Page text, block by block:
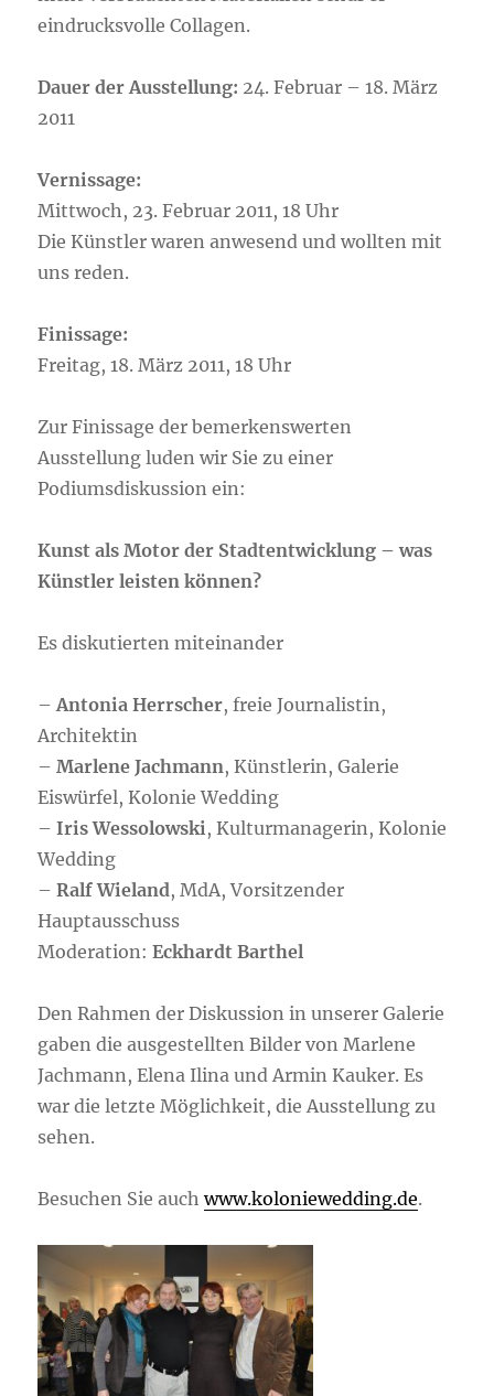
eindrucksvolle Collagen.
Dauer der Ausstellung: 24. Februar – 18. März
2011
Vernissage:
Mittwoch, 23. Februar 2011, 18 Uhr
Die Künstler waren anwesend und wollten mit
uns reden.
Finissage:
Freitag, 18. März 2011, 18 Uhr
Zur Finissage der bemerkenswerten
Ausstellung luden wir Sie zu einer
Podiumsdiskussion ein:
Kunst als Motor der Stadtentwicklung – was
Künstler leisten können?
Es diskutierten miteinander
–Antonia Herrscher, freie Journalistin,
Architektin
–Marlene Jachmann, Künstlerin, Galerie
Eiswürfel, Kolonie Wedding
–Iris Wessolowski, Kulturmanagerin, Kolonie
Wedding
–Ralf Wieland, MdA, Vorsitzender
Hauptausschuss
Moderation:Eckhardt Barthel
Den Rahmen der Diskussion in unserer Galerie
gaben die ausgestellten Bilder von Marlene
Jachmann, Elena Ilina und Armin Kauker. Es
war die letzte Möglichkeit, die Ausstellung zu
sehen.
Besuchen Sie auchwww.koloniewedding.de.